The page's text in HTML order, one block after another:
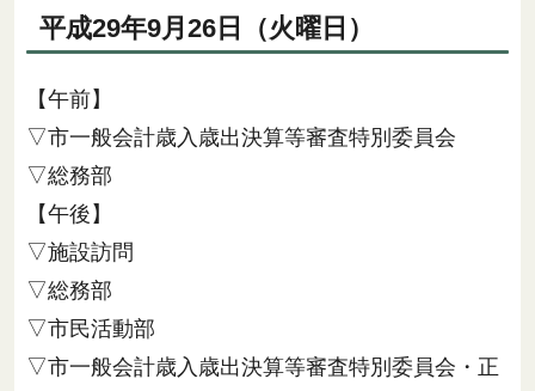
平成29年9月26日（火曜日）
【午前】
▽市一般会計歳入歳出決算等審査特別委員会
▽総務部
【午後】
▽施設訪問
▽総務部
▽市民活動部
▽市一般会計歳入歳出決算等審査特別委員会・正